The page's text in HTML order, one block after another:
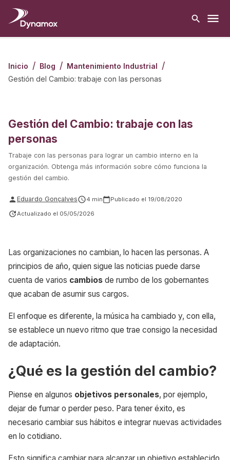
Inicio / Blog / Mantenimiento Industrial /
Gestión del Cambio: trabaje con las personas
Gestión del Cambio: trabaje con las
personas
Trabaje con las personas para lograr un cambio interno en la
organización. Obtenga más información sobre cómo funciona la
gestión del cambio.
Eduardo Gonçalves 4 min Publicado el 19/08/2020
Actualizado el 05/05/2026
Las organizaciones no cambian, lo hacen las personas. A
principios de año, quien sigue las noticias puede darse
cuenta de varios cambios de rumbo de los gobernantes
que acaban de asumir sus cargos.
El enfoque es diferente, la música ha cambiado y, con ella,
se establece un nuevo ritmo que trae consigo la necesidad
de adaptación.
¿Qué es la gestión del cambio?
Piense en algunos objetivos personales, por ejemplo,
dejar de fumar o perder peso. Para tener éxito, es
necesario cambiar sus hábitos e integrar nuevas actividades
en lo cotidiano.